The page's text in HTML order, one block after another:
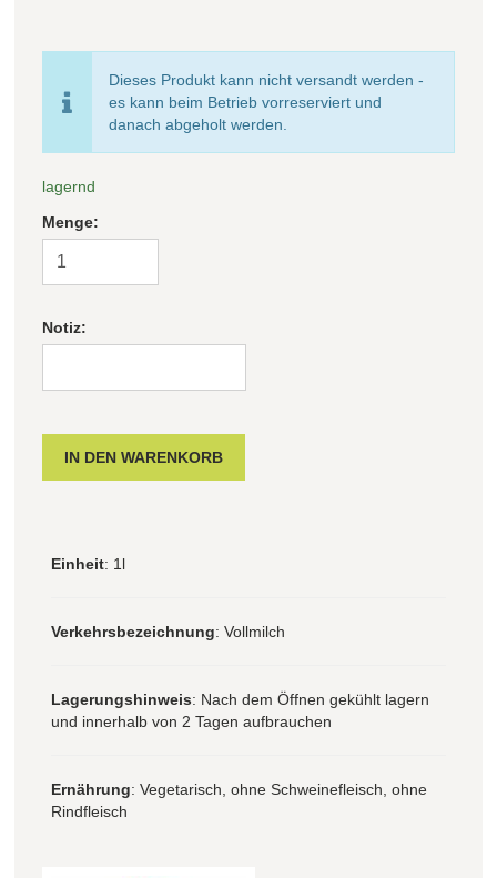
Dieses Produkt kann nicht versandt werden -
es kann beim Betrieb vorreserviert und
danach abgeholt werden.
lagernd
Menge:
Notiz:
Einheit: 1l
Verkehrsbezeichnung: Vollmilch
Lagerungshinweis: Nach dem Öffnen gekühlt lagern
und innerhalb von 2 Tagen aufbrauchen
Ernährung: Vegetarisch, ohne Schweinefleisch, ohne
Rindfleisch